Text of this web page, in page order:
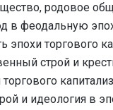
родовое
в феодальную
эпохи торгового
строй и
и идеология в